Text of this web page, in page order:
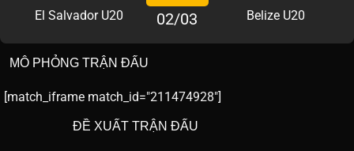
El Salvador U20 02/03 Belize U20
MÔ PHỎNG TRẬN ĐẤU
match_id="211474928"]
ĐỀ XUẤT TRẬN ĐẤU